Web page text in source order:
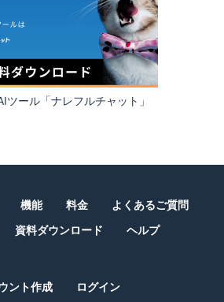
ツール「ナレフルチャット」
機能 料金
よくあるご質問
資料ダウンロード ヘルプ
ント作成 ログイン